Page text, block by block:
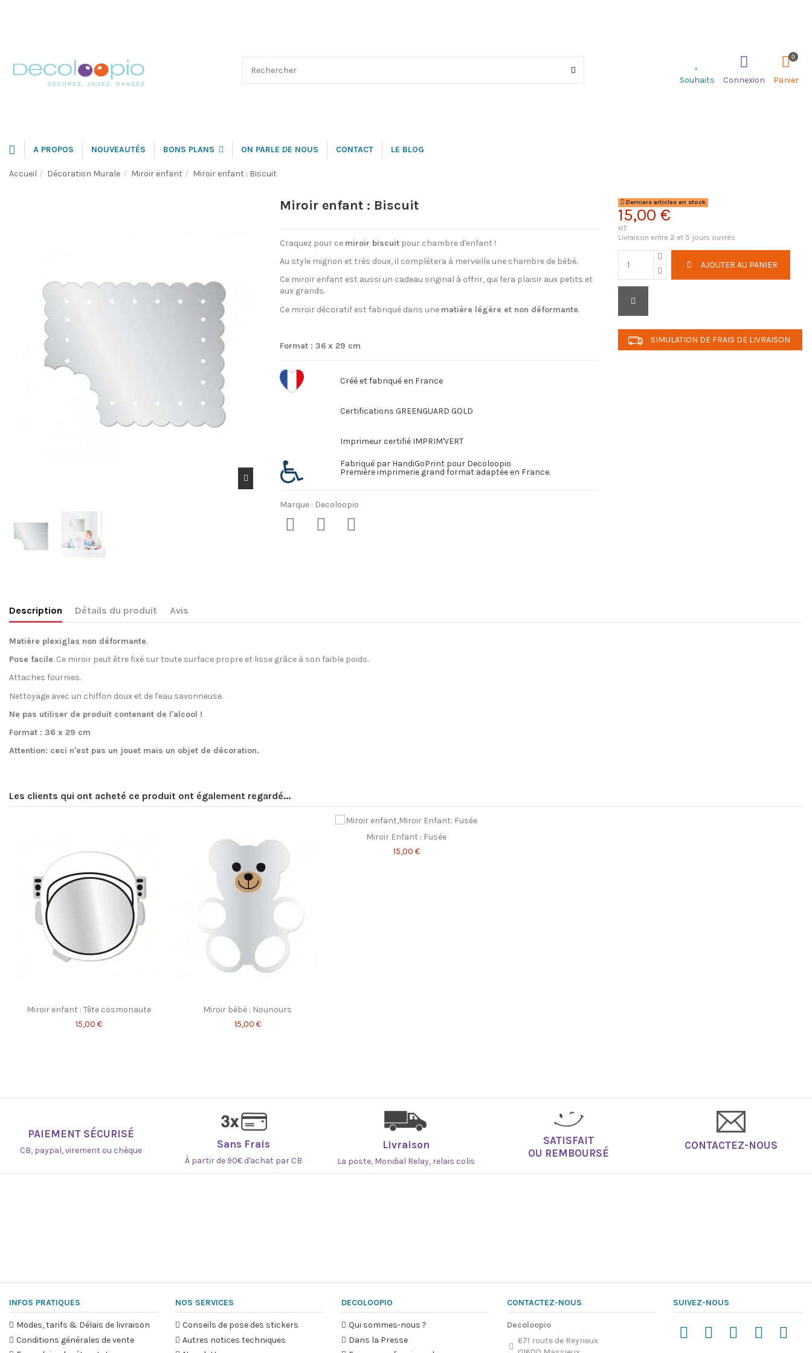
Souhaits Connexion
0
Panier
A PROPOS NOUVEAUTÉS BONS PLANS ON PARLE DE NOUS CONTACT LE BLOG
Accueil Décoration Murale Miroir enfant Miroir enfant : Biscuit
Miroir enfant : Biscuit
Craquez pour ce miroir biscuitpour chambre d'enfant !
Au style mignon et très doux, il complètera à merveille une chambre de bébé.
Ce miroir enfant est aussi un cadeau original à offrir, qui fera plaisir aux petits et
aux grands.
Ce miroir décoratif est fabriqué dans une matière légère et non déformante.
Format : 36 x 29 cm
Créé et fabriqué en France
Certifications GREENGUARD GOLD
Imprimeur certifié IMPRIM'VERT
Fabriqué par HandiGoPrint pour Decoloopio
Première imprimerie grand format adaptée en France.
Marque : Decoloopio
Derniers articles en stock
15,00 €
HT
Livraison entre 2 et 5 jours ouvrés
AJOUTER AU PANIER
SIMULATION DE FRAIS DE LIVRAISON
Description Détails du produit Avis
Matière plexiglas non déformante.
Pose facile. Ce miroir peut être fixé sur toute surface propre et lisse grâce à son faible poids.
Attaches fournies.
Nettoyage avec un chiffon doux et de l'eau savonneuse.
Ne pas utiliser de produit contenant de l'alcool !
Format : 36 x 29 cm
Attention: ceci n'est pas un jouet mais un objet de décoration.
Marque
RéférenceMIRBI13
Les clients qui ont acheté ce produit ont également regardé...
Miroir enfant : Tête cosmonaute
15,00 €
Miroir bébé : Nounours
15,00 €
Miroir Enfant : Fusée
15,00 €
PAIEMENT SÉCURISÉ
CB, paypal, virement ou chèque
Sans Frais
À partir de 90€ d'achat par CB
Livraison
La poste, Mondial Relay, relais colis
SATISFAIT
OU REMBOURSÉ
CONTACTEZ-NOUS
INFOS PRATIQUES
Modes, tarifs & Délais de livraison
Conditions générales de vente
NOS SERVICES
Conseils de pose des stickers
Autres notices techniques
DECOLOOPIO
Qui sommes-nous ?
Dans la Presse
CONTACTEZ-NOUS
Decoloopio
671 route de Reyrieux
SUIVEZ-NOUS